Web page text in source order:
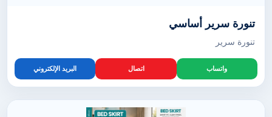
تنورة سرير أساسي
تنورة سرير
واتساب اتصال البريد الإلكتروني